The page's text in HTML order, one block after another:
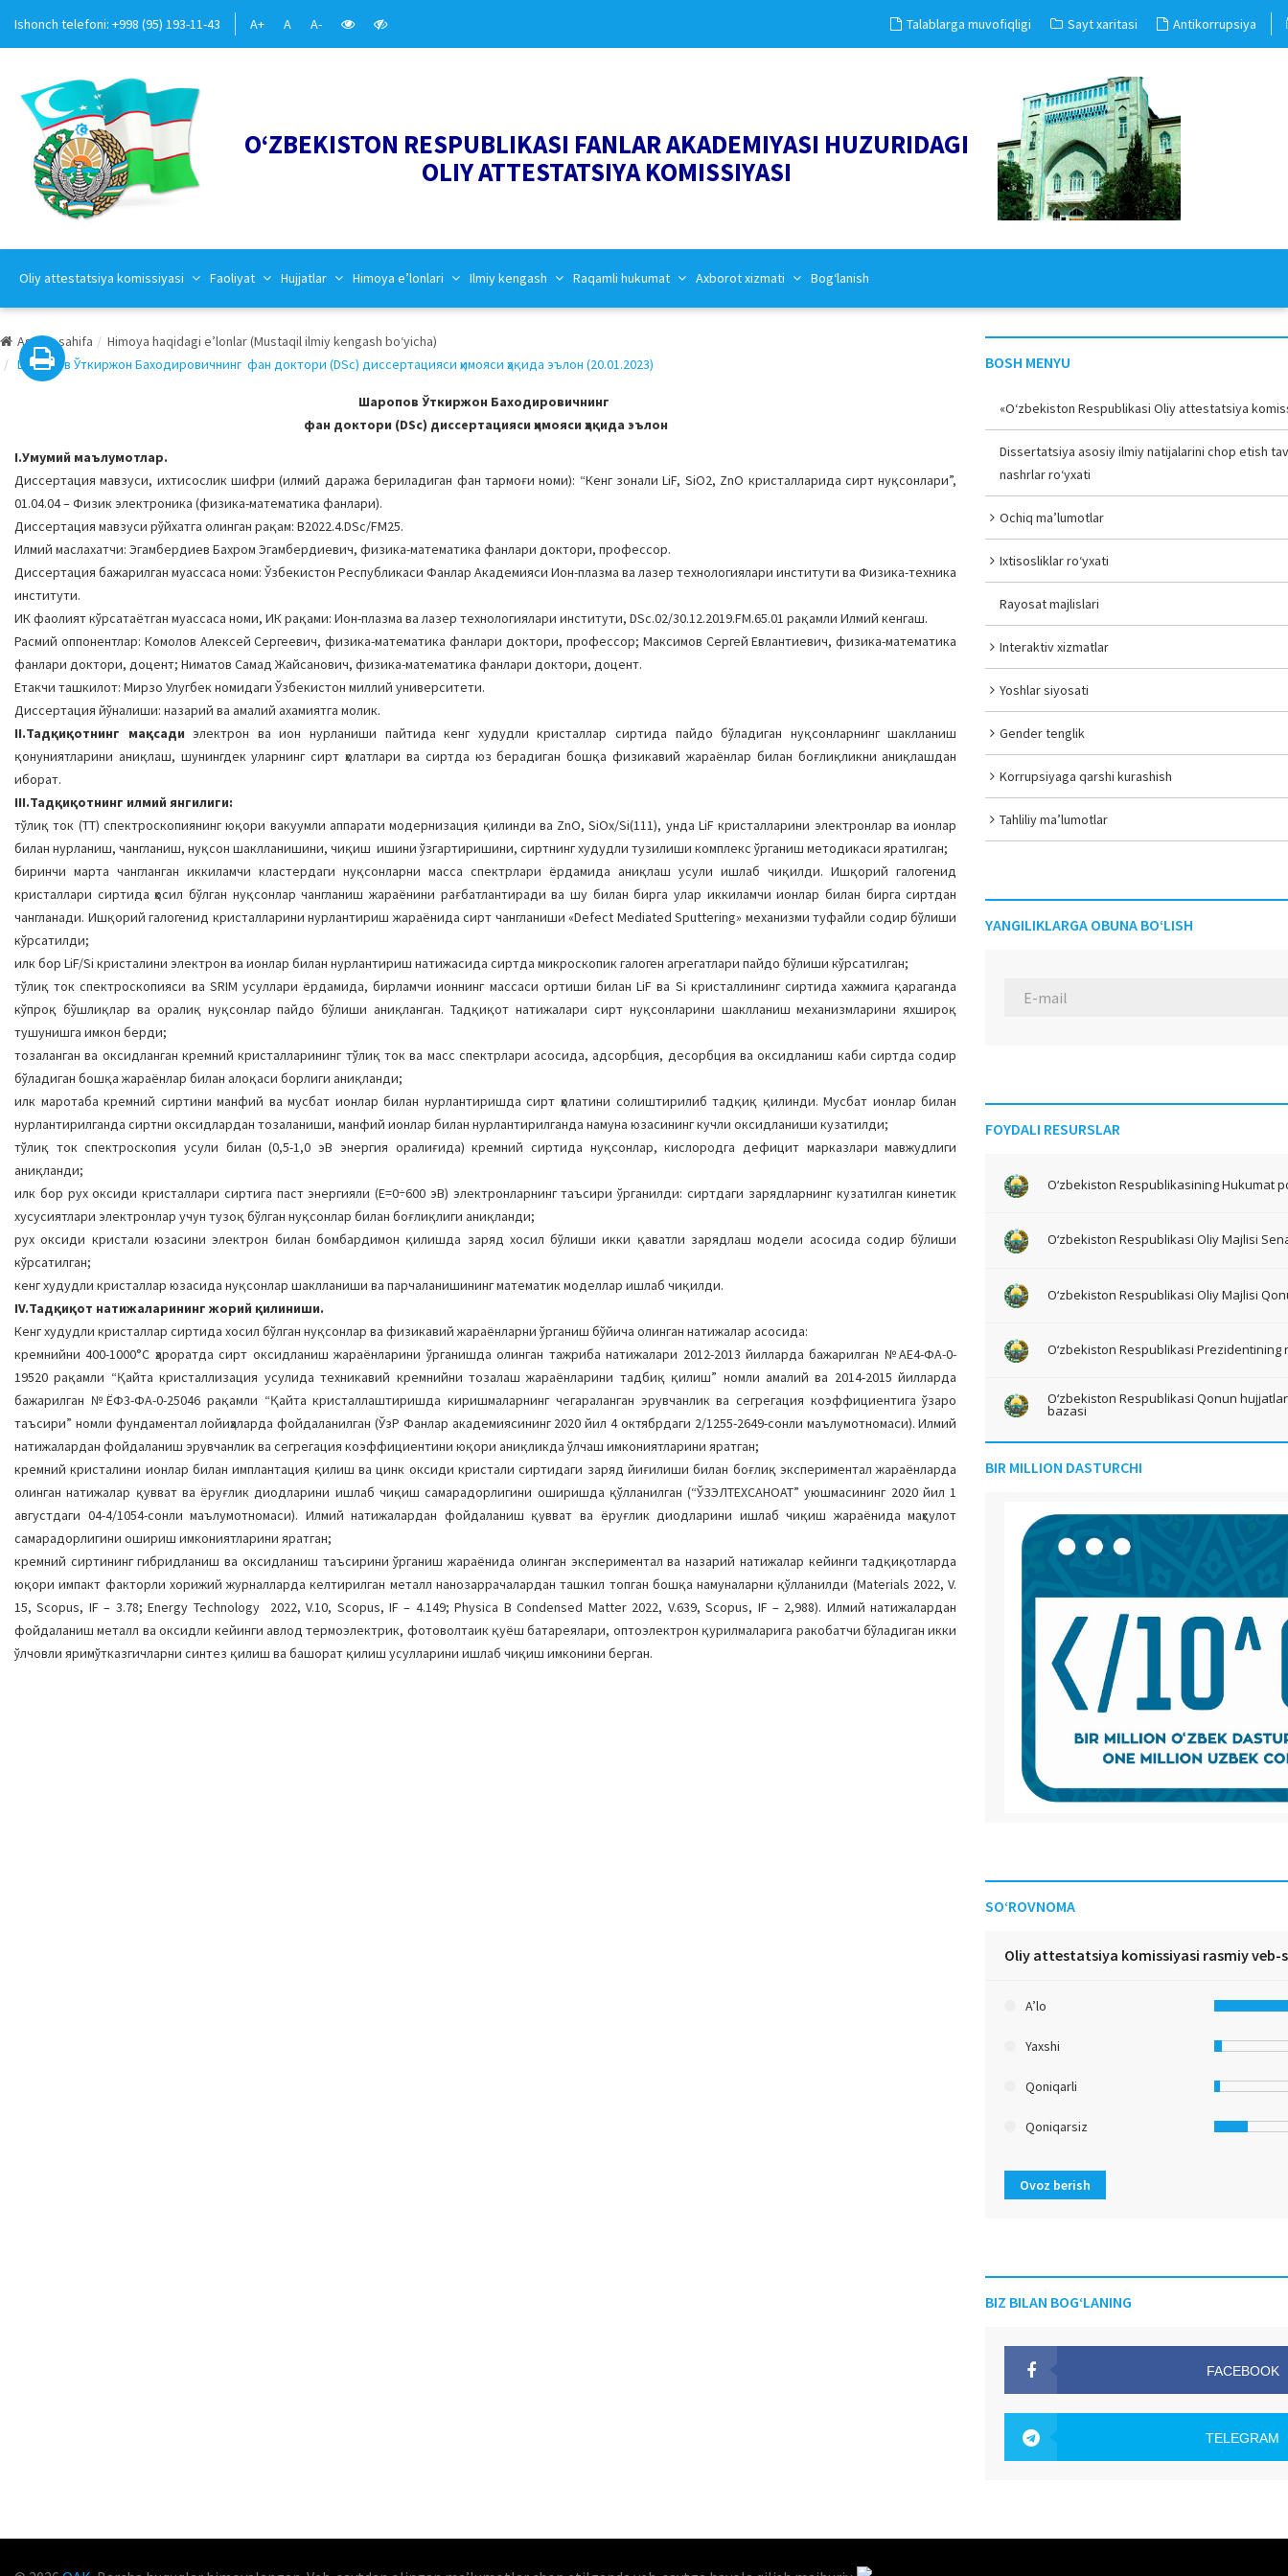
Ishonch telefoni: +998 (95) 193-11-43 A+ A A- Talablarga muvofiqligi Sayt xaritasi Antikorrupsiya
O‘ZBEKISTON RESPUBLIKASI FANLAR AKADEMIYASI HUZURIDAGI
OLIY ATTESTATSIYA KOMISSIYASI
Oliy attestatsiya komissiyasi Faoliyat Hujjatlar Himoya e’lonlari Ilmiy kengash Raqamli hukumat Axborot xizmati Bog‘lanish
Asosiy sahifa
Himoya haqidagi e’lonlar (Mustaqil ilmiy kengash bo‘yicha)
Шаропов Ўткиржон Баходировичнинг фан доктори (DSc) диссертацияси ҳимояси ҳақида эълон (20.01.2023)
Шаропов Ўткиржон Баходировичнинг
фан доктори (DSc) диссертацияси ҳимояси ҳақида эълон
I.Умумий маълумотлар.
Диссертация мавзуси, ихтисослик шифри (илмий даража бериладиган фан тармоғи номи): “Кенг зонали LiF, SiO2, ZnO кристалларида сирт нуқсонлари”,
01.04.04 – Физик электроника (физика-математика фанлари).
Диссертация мавзуси рўйхатга олинган рақам: В2022.4.DSc/FM25.
Илмий маслахатчи: Эгамбердиев Бахром Эгамбердиевич, физика-математика фанлари доктори, профессор.
Диссертация бажарилган муассаса номи: Ўзбекистон Республикаси Фанлар Академияси Ион-плазма ва лазер технологиялари институти ва Физика-техника
институти.
ИК фаолият кўрсатаётган муассаса номи, ИК рақами: Ион-плазма ва лазер технологиялари институти, DSc.02/30.12.2019.FM.65.01 рақамли Илмий кенгаш.
Расмий оппонентлар: Комолов Алексей Сергеевич, физика-математика фанлари доктори, профессор; Максимов Сергей Евлантиевич, физика-математика
фанлари доктори, доцент; Ниматов Самад Жайсанович, физика-математика фанлари доктори, доцент.
Етакчи ташкилот: Мирзо Улугбек номидаги Ўзбекистон миллий университети.
Диссертация йўналиши: назарий ва амалий ахамиятга молик.
II.Тадқиқотнинг мақсади электрон ва ион нурланиши пайтида кенг худудли кристаллар сиртида пайдо бўладиган нуқсонларнинг шаклланиш
қонуниятларини аниқлаш, шунингдек уларнинг сирт ҳолатлари ва сиртда юз берадиган бошқа физикавий жараёнлар билан боғлиқликни аниқлашдан
иборат.
III.Тадқиқотнинг илмий янгилиги:
тўлиқ ток (ТТ) спектроскопиянинг юқори вакуумли аппарати модернизация қилинди ва ZnO, SiOx/Si(111), унда LiF кристалларини электронлар ва ионлар
билан нурланиш, чангланиш, нуқсон шаклланишини, чиқиш ишини ўзгартиришини, сиртнинг худудли тузилиши комплекс ўрганиш методикаси яратилган;
биринчи марта чангланган иккиламчи кластердаги нуқсонларни масса спектрлари ёрдамида аниқлаш усули ишлаб чиқилди. Ишқорий галогенид
кристаллари сиртида ҳосил бўлган нуқсонлар чангланиш жараёнини рағбатлантиради ва шу билан бирга улар иккиламчи ионлар билан бирга сиртдан
чангланади. Ишқорий галогенид кристалларини нурлантириш жараёнида сирт чангланиши «Defect Mediated Sputtering» механизми туфайли содир бўлиши
кўрсатилди;
илк бор LiF/Si кристалини электрон ва ионлар билан нурлантириш натижасида сиртда микроскопик галоген агрегатлари пайдо бўлиши кўрсатилган;
тўлиқ ток спектроскопияси ва SRIM усуллари ёрдамида, бирламчи ионнинг массаси ортиши билан LiF ва Si кристаллининг сиртида хажмига қараганда
кўпроқ бўшлиқлар ва оралиқ нуқсонлар пайдо бўлиши аниқланган. Тадқиқот натижалари сирт нуқсонларини шаклланиш механизмларини яхшироқ
тушунишга имкон берди;
тозаланган ва оксидланган кремний кристалларининг тўлиқ ток ва масс спектрлари асосида, адсорбция, десорбция ва оксидланиш каби сиртда содир
бўладиган бошқа жараёнлар билан алоқаси борлиги аниқланди;
илк маротаба кремний сиртини манфий ва мусбат ионлар билан нурлантиришда сирт ҳолатини солиштирилиб тадқиқ қилинди. Мусбат ионлар билан
нурлантирилганда сиртни оксидлардан тозаланиши, манфий ионлар билан нурлантирилганда намуна юзасининг кучли оксидланиши кузатилди;
тўлиқ ток спектроскопия усули билан (0,5-1,0 эВ энергия оралиғида) кремний сиртида нуқсонлар, кислородга дефицит марказлари мавжудлиги
аниқланди;
илк бор рух оксиди кристаллари сиртига паст энергияли (E=0÷600 эВ) электронларнинг таъсири ўрганилди: сиртдаги зарядларнинг кузатилган кинетик
хусусиятлари электронлар учун тузоқ бўлган нуқсонлар билан боғлиқлиги аниқланди;
рух оксиди кристали юзасини электрон билан бомбардимон қилишда заряд хосил бўлиши икки қаватли зарядлаш модели асосида содир бўлиши
кўрсатилган;
кенг худудли кристаллар юзасида нуқсонлар шаклланиши ва парчаланишининг математик моделлар ишлаб чиқилди.
IV.Тадқиқот натижаларининг жорий қилиниши.
Кенг худудли кристаллар сиртида хосил бўлган нуқсонлар ва физикавий жараёнларни ўрганиш бўйича олинган натижалар асосида:
кремнийни 400-1000°С ҳароратда сирт оксидланиш жараёнларини ўрганишда олинган тажриба натижалари 2012-2013 йилларда бажарилган №АЕ4-ФА-0-
19520 рақамли “Қайта кристаллизация усулида техникавий кремнийни тозалаш жараёнларини тадбиқ қилиш” номли амалий ва 2014-2015 йилларда
бажарилган №ЁФ3-ФА-0-25046 рақамли “Қайта кристаллаштиришда киришмаларнинг чегараланган эрувчанлик ва сегрегация коэффициентига ўзаро
таъсири” номли фундаментал лойиҳаларда фойдаланилган (ЎзР Фанлар академиясининг 2020 йил 4 октябрдаги 2/1255-2649-сонли маълумотномаси). Илмий
натижалардан фойдаланиш эрувчанлик ва сегрегация коэффициентини юқори аниқликда ўлчаш имкониятларини яратган;
кремний кристалини ионлар билан имплантация қилиш ва цинк оксиди кристали сиртидаги заряд йиғилиши билан боғлиқ экспериментал жараёнларда
олинган натижалар қувват ва ёруғлик диодларини ишлаб чиқиш самарадорлигини оширишда қўлланилган (“ЎЗЭЛТЕХСАНОАТ” уюшмасининг 2020 йил 1
августдаги 04-4/1054-сонли маълумотномаси). Илмий натижалардан фойдаланиш қувват ва ёруғлик диодларини ишлаб чиқиш жараёнида маҳсулот
самарадорлигини ошириш имкониятларини яратган;
кремний сиртининг гибридланиш ва оксидланиш таъсирини ўрганиш жараёнида олинган экспериментал ва назарий натижалар кейинги тадқиқотларда
юқори импакт факторли хорижий журналларда келтирилган металл нанозаррачалардан ташкил топган бошқа намуналарни қўлланилди (Materials 2022, V.
15, Scopus, IF – 3.78; Energy Technology 2022, V.10, Scopus, IF – 4.149; Physica B Condensed Matter 2022, V.639, Scopus, IF – 2,988). Илмий натижалардан
фойдаланиш металл ва оксидли кейинги авлод термоэлектрик, фотоволтаик қуёш батареялари, оптоэлектрон қурилмаларига ракобатчи бўладиган икки
ўлчовли яримўтказгичларни синтез қилиш ва башорат қилиш усулларини ишлаб чиқиш имконини берган.
BOSH MENYU
«O‘zbekiston Respublikasi Oliy attestatsiya
Dissertatsiya asosiy ilmiy natijalarini chop etish
nashrlar ro‘yxati
Ochiq ma’lumotlar
Ixtisosliklar ro‘yxati
Rayosat majlislari
Interaktiv xizmatlar
Yoshlar siyosati
Gender tenglik
Korrupsiyaga qarshi kurashish
Tahliliy ma’lumotlar
YANGILIKLARGA OBUNA BO‘LISH
FOYDALI RESURSLAR
O‘zbekiston Respublikasining Hukumat
O‘zbekiston Respublikasi Oliy Majlisi
O‘zbekiston Respublikasi Oliy Majlisi
O‘zbekiston Respublikasi Prezidentining
O‘zbekiston Respublikasi Qonun
bazasi
BIR MILLION DASTURCHI
SO‘ROVNOMA
Oliy attestatsiya komissiyasi rasmiy
A’lo
Yaxshi
Qoniqarli
Qoniqarsiz
Ovoz berish
BIZ BILAN BOG‘LANING
FACEBOOK
TELEGRAM